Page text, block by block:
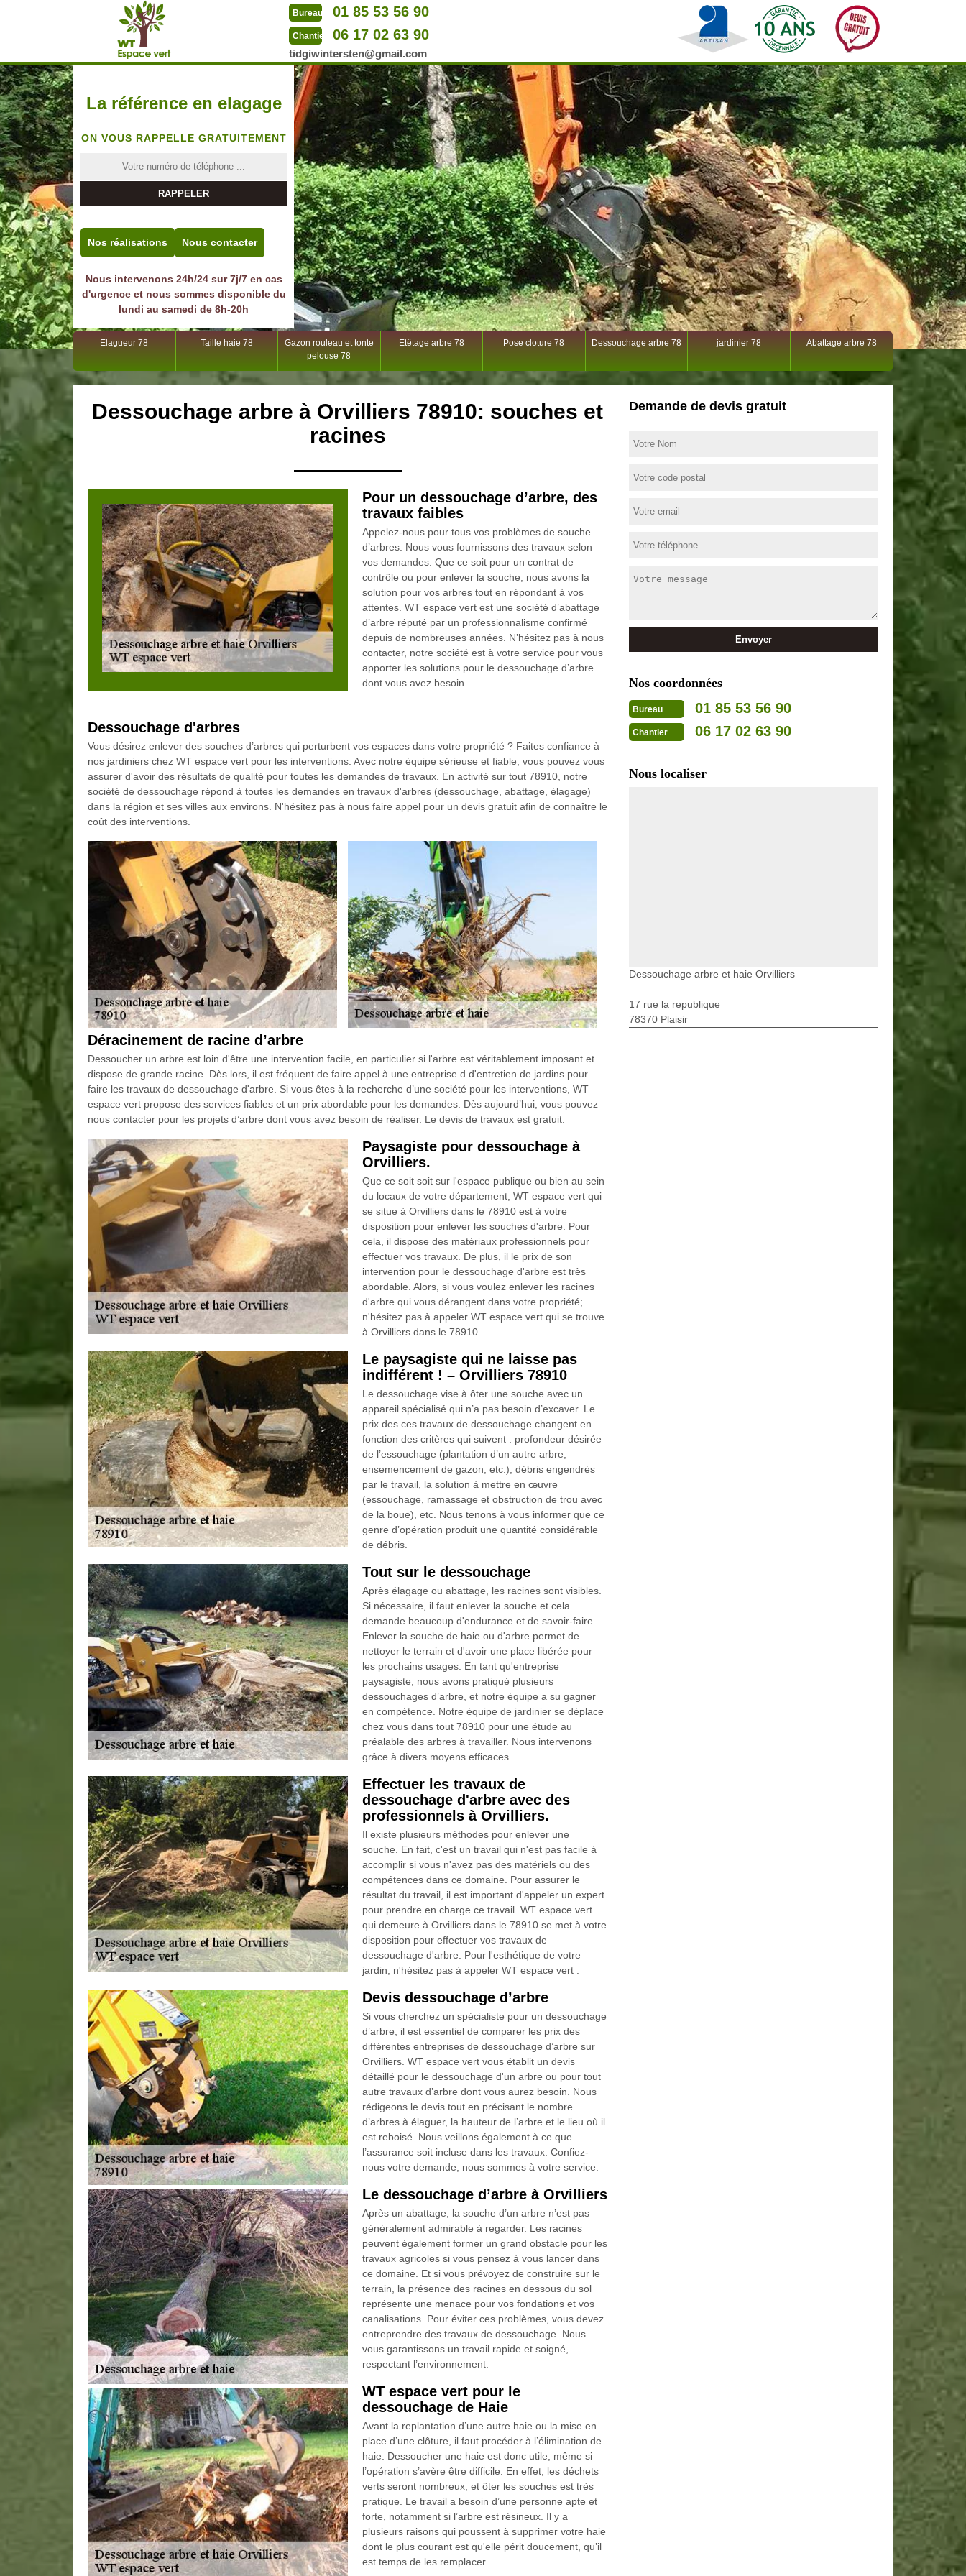
Bureau 01 85 53 56 90
Chantier 06 17 02 63 90
tidgiwintersten@gmail.com
La référence en elagage
ON VOUS RAPPELLE GRATUITEMENT
Nos réalisations Nous contacter
Nous intervenons 24h/24 sur 7j/7 en cas
d'urgence et nous sommes disponible du
lundi au samedi de 8h-20h
Elagueur 78 Taille haie 78
Gazon rouleau et tonte
pelouse 78
Etêtage arbre 78 Pose cloture 78 Dessouchage arbre 78 jardinier 78 Abattage arbre 78
Dessouchage arbre à Orvilliers 78910: souches et
racines
Pour un dessouchage d’arbre, des
travaux faibles
Appelez-nous pour tous vos problèmes de souche
d’arbres. Nous vous fournissons des travaux selon
vos demandes. Que ce soit pour un contrat de
contrôle ou pour enlever la souche, nous avons la
solution pour vos arbres tout en répondant à vos
attentes. WT espace vert est une société d’abattage
d’arbre réputé par un professionnalisme confirmé
depuis de nombreuses années. N’hésitez pas à nous
contacter, notre société est à votre service pour vous
apporter les solutions pour le dessouchage d’arbre
dont vous avez besoin.
Dessouchage d'arbres
Vous désirez enlever des souches d’arbres qui perturbent vos espaces dans votre propriété ? Faites confiance à
nos jardiniers chez WT espace vert pour les interventions. Avec notre équipe sérieuse et fiable, vous pouvez vous
assurer d'avoir des résultats de qualité pour toutes les demandes de travaux. En activité sur tout 78910, notre
société de dessouchage répond à toutes les demandes en travaux d'arbres (dessouchage, abattage, élagage)
dans la région et ses villes aux environs. N'hésitez pas à nous faire appel pour un devis gratuit afin de connaître le
coût des interventions.
Déracinement de racine d’arbre
Dessoucher un arbre est loin d'être une intervention facile, en particulier si l'arbre est véritablement imposant et
dispose de grande racine. Dès lors, il est fréquent de faire appel à une entreprise d d'entretien de jardins pour
faire les travaux de dessouchage d'arbre. Si vous êtes à la recherche d’une société pour les interventions, WT
espace vert propose des services fiables et un prix abordable pour les demandes. Dès aujourd’hui, vous pouvez
nous contacter pour les projets d’arbre dont vous avez besoin de réaliser. Le devis de travaux est gratuit.
Paysagiste pour dessouchage à
Orvilliers.
Que ce soit soit sur l'espace publique ou bien au sein
du locaux de votre département, WT espace vert qui
se situe à Orvilliers dans le 78910 est à votre
disposition pour enlever les souches d'arbre. Pour
cela, il dispose des matériaux professionnels pour
effectuer vos travaux. De plus, il le prix de son
intervention pour le dessouchage d'arbre est très
abordable. Alors, si vous voulez enlever les racines
d'arbre qui vous dérangent dans votre propriété;
n'hésitez pas à appeler WT espace vert qui se trouve
à Orvilliers dans le 78910.
Le paysagiste qui ne laisse pas
indifférent ! – Orvilliers 78910
Le dessouchage vise à ôter une souche avec un
appareil spécialisé qui n’a pas besoin d’excaver. Le
prix des ces travaux de dessouchage changent en
fonction des critères qui suivent : profondeur désirée
de l’essouchage (plantation d’un autre arbre,
ensemencement de gazon, etc.), débris engendrés
par le travail, la solution à mettre en œuvre
(essouchage, ramassage et obstruction de trou avec
de la boue), etc. Nous tenons à vous informer que ce
genre d’opération produit une quantité considérable
de débris.
Tout sur le dessouchage
Après élagage ou abattage, les racines sont visibles.
Si nécessaire, il faut enlever la souche et cela
demande beaucoup d'endurance et de savoir-faire.
Enlever la souche de haie ou d'arbre permet de
nettoyer le terrain et d'avoir une place libérée pour
les prochains usages. En tant qu'entreprise
paysagiste, nous avons pratiqué plusieurs
dessouchages d’arbre, et notre équipe a su gagner
en compétence. Notre équipe de jardinier se déplace
chez vous dans tout 78910 pour une étude au
préalable des arbres à travailler. Nous intervenons
grâce à divers moyens efficaces.
Effectuer les travaux de
dessouchage d'arbre avec des
professionnels à Orvilliers.
Il existe plusieurs méthodes pour enlever une
souche. En fait, c'est un travail qui n'est pas facile à
accomplir si vous n'avez pas des matériels ou des
compétences dans ce domaine. Pour assurer le
résultat du travail, il est important d'appeler un expert
pour prendre en charge ce travail. WT espace vert
qui demeure à Orvilliers dans le 78910 se met à votre
disposition pour effectuer vos travaux de
dessouchage d'arbre. Pour l'esthétique de votre
jardin, n'hésitez pas à appeler WT espace vert .
Devis dessouchage d’arbre
Si vous cherchez un spécialiste pour un dessouchage
d’arbre, il est essentiel de comparer les prix des
différentes entreprises de dessouchage d’arbre sur
Orvilliers. WT espace vert vous établit un devis
détaillé pour le dessouchage d'un arbre ou pour tout
autre travaux d’arbre dont vous aurez besoin. Nous
rédigeons le devis tout en précisant le nombre
d’arbres à élaguer, la hauteur de l’arbre et le lieu où il
est reboisé. Nous veillons également à ce que
l’assurance soit incluse dans les travaux. Confiez-
nous votre demande, nous sommes à votre service.
Le dessouchage d’arbre à Orvilliers
Après un abattage, la souche d’un arbre n’est pas
généralement admirable à regarder. Les racines
peuvent également former un grand obstacle pour les
travaux agricoles si vous pensez à vous lancer dans
ce domaine. Et si vous prévoyez de construire sur le
terrain, la présence des racines en dessous du sol
représente une menace pour vos fondations et vos
canalisations. Pour éviter ces problèmes, vous devez
entreprendre des travaux de dessouchage. Nous
vous garantissons un travail rapide et soigné,
respectant l’environnement.
WT espace vert pour le
dessouchage de Haie
Avant la replantation d’une autre haie ou la mise en
place d’une clôture, il faut procéder à l’élimination de
haie. Dessoucher une haie est donc utile, même si
l’opération s’avère être difficile. En effet, les déchets
verts seront nombreux, et ôter les souches est très
pratique. Le travail a besoin d’une personne apte et
forte, notamment si l’arbre est résineux. Il y a
plusieurs raisons qui poussent à supprimer votre haie
dont le plus courant est qu'elle périt doucement, qu’il
est temps de les remplacer.
Demande de devis gratuit
Nos coordonnées
Bureau 01 85 53 56 90
Chantier 06 17 02 63 90
Nous localiser
Dessouchage arbre et haie Orvilliers
17 rue la republique
78370 Plaisir